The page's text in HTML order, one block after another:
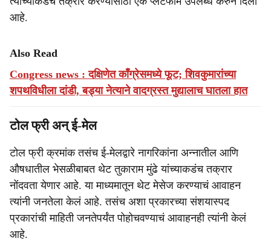
आहे.
Also Read
Congress news : दक्षिणेत काँग्रेसमध्ये फूट; शिवकुमारांच्या
शपथविधीला दांडी, बड्या नेत्याने वादग्रस्त मुद्यालाच घातला हात
टोल फ्री अन् ई-मेल
टोल फ्री क्रमांक तसंच ई-मेलद्वारे नागरिकांना अन्नातील आणि
औषधातील भेसळीबाबत थेट तुकाराम मुंढे यांच्याकडंच तक्रार
नोंदवता येणार आहे. या माध्यमातून थेट मेसेज करण्याचं आवाहन
त्यांनी जनतेला केलं आहे. तसंच अशा प्रकारच्या संशयास्पद
प्रकारांची माहिती जनतेपर्यंत पोहोचवण्याचं आवाहनही त्यांनी केलं
आहे.